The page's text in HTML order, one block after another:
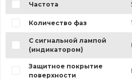
Частота
Количество фаз 1
С сигнальной лампой
(индикатором)
Защитное покрытие
поверхности